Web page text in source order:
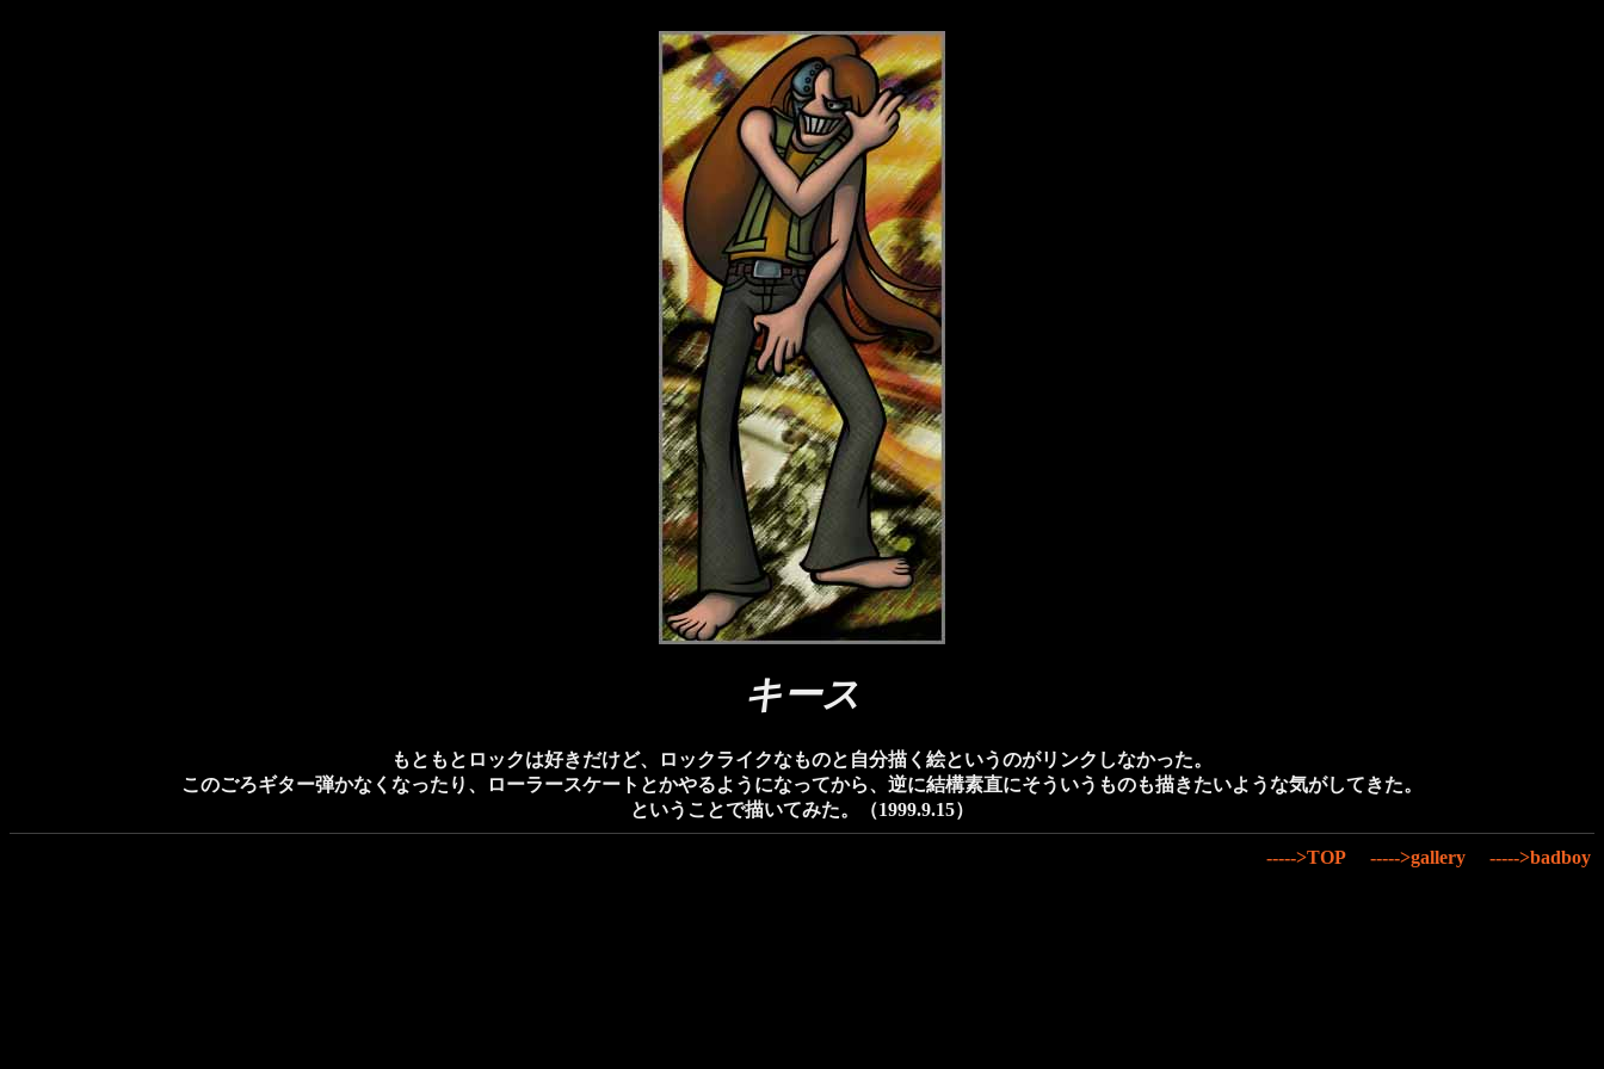
キース
もともとロックは好きだけど、ロックライクなものと自分描く絵というのがリンクしなかった。
このごろギター弾かなくなったり、ローラースケートとかやるようになってから、逆に結構素直にそういうものも描きたいような気がしてきた。
ということで描いてみた。（1999.9.15）
----->TOP ----->gallery ----->badboy